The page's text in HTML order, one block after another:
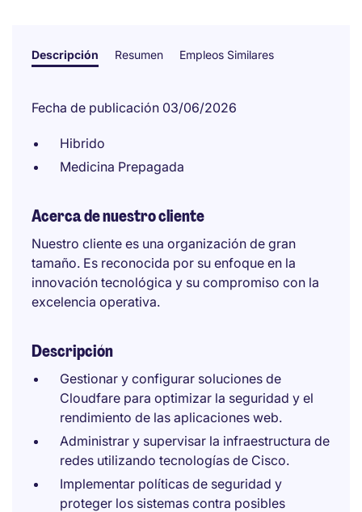
Descripción Resumen Empleos Similares
Fecha de publicación 03/06/2026
Hibrido
Medicina Prepagada
Acerca de nuestro cliente
Nuestro cliente es una organización de gran
tamaño. Es reconocida por su enfoque en la
innovación tecnológica y su compromiso con la
excelencia operativa.
Descripción
Gestionar y configurar soluciones de
Cloudfare para optimizar la seguridad y el
rendimiento de las aplicaciones web.
Administrar y supervisar la infraestructura de
redes utilizando tecnologías de Cisco.
Implementar políticas de seguridad y
proteger los sistemas contra posibles